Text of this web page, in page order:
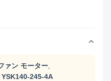
ァン モーター
YSK140-245-4A